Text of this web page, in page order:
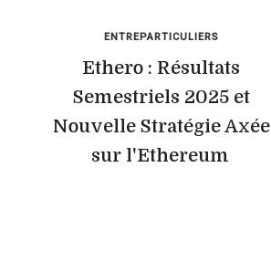
ENTREPARTICULIERS
Ethero : Résultats
Semestriels 2025 et
Nouvelle Stratégie Axée
sur l'Ethereum